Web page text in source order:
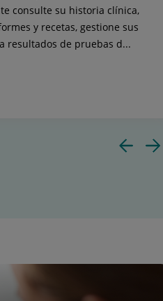
consulte su historia clínica,
y recetas, gestione sus
resultados de pruebas d...